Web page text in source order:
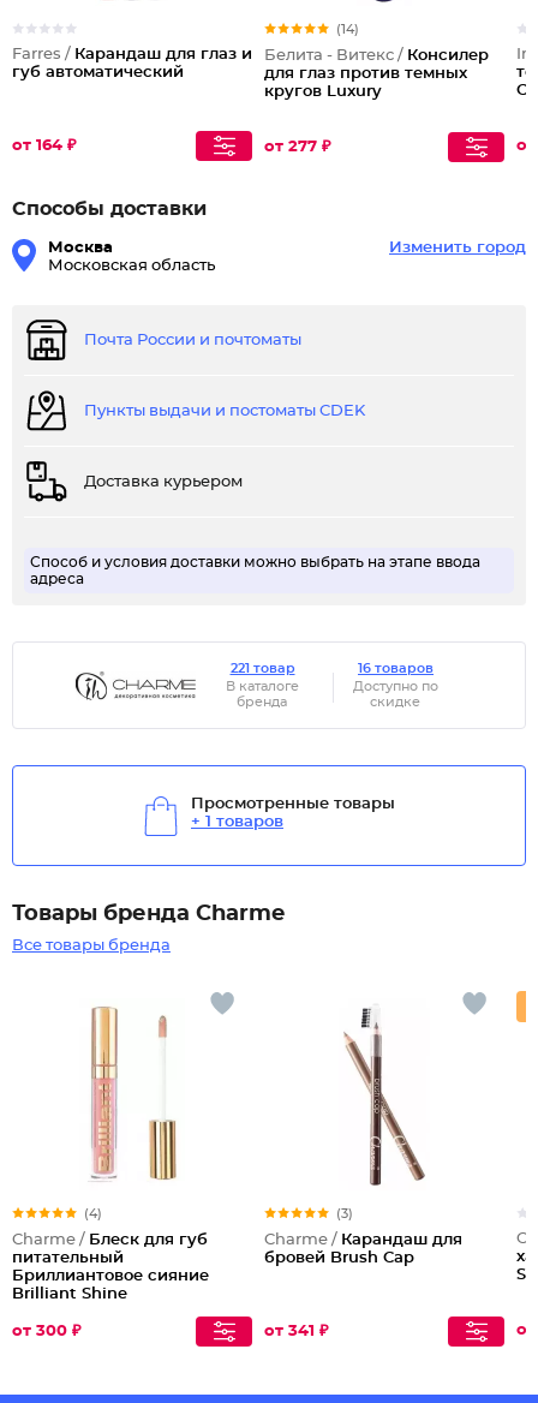
Farres / Карандаш для глаз и
губ автоматический
от 164 ₽
(14)
Белита - Витекс / Консилер
для глаз против темных
кругов Luxury
от 277 ₽ от
Способы доставки
Москва
Московская область
Изменить город
Почта России и почтоматы
Пункты выдачи и постоматы CDEK
Доставка курьером
Способ и условия доставки можно выбрать на этапе ввода
адреса
221 товар
В каталоге
бренда
16 товаров
Доступно по
скидке
Просмотренные товары
+ 1 товаров
Товары бренда Charme
Все товары бренда
(4)
Charme / Блеск для губ
питательный
Бриллиантовое сияние
Brilliant Shine
от 300 ₽
(3)
Charme / Карандаш для
бровей Brush Cap
от 341 ₽